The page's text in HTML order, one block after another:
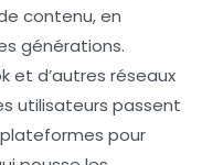
contenu, en
générations.
et d’autres réseaux
utilisateurs passent
pour